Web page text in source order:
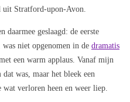
Stratford-upon-Avon.
daarmee geslaagd: de eerste
was niet opgenomen in de dramatis
een warm applaus. Vanaf mijn
was, maar het bleek een
verloren heen en weer liep.